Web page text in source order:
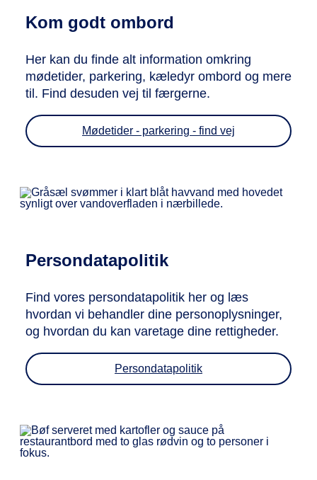
Kom godt ombord
Her kan du finde alt information omkring
mødetider, parkering, kæledyr ombord og mere
til. Find desuden vej til færgerne.
Mødetider - parkering - find vej
Persondatapolitik
Find vores persondatapolitik her og læs
hvordan vi behandler dine personoplysninger,
og hvordan du kan varetage dine rettigheder.
Persondatapolitik